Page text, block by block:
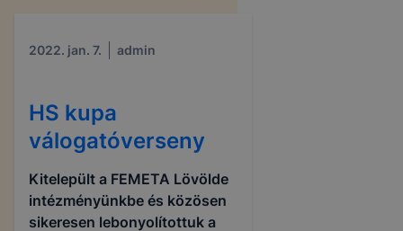
2022. jan. 7. admin
HS kupa
válogatóverseny
Kitelepült a FEMETA Lövölde
intézményünkbe és közösen
sikeresen lebonyolítottuk a